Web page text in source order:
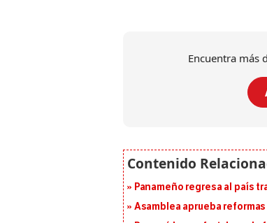
Encuentra más
Panameño regresa al país
Asamblea aprueba